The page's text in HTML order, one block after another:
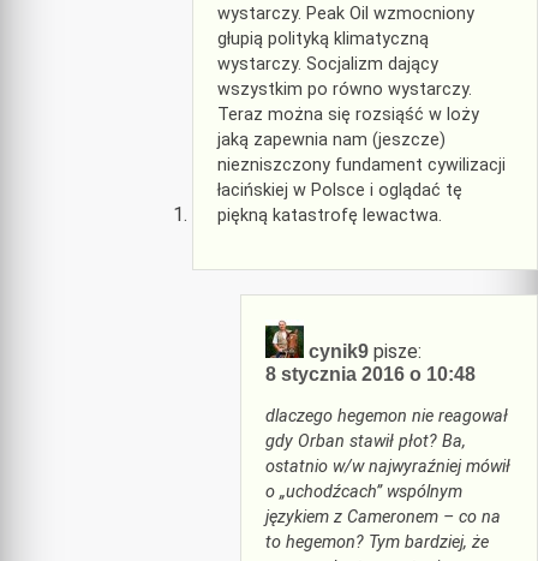
wystarczy. Peak Oil wzmocniony
głupią polityką klimatyczną
wystarczy. Socjalizm dający
wszystkim po równo wystarczy.
Teraz można się rozsiąść w loży
jaką zapewnia nam (jeszcze)
niezniszczony fundament cywilizacji
łacińskiej w Polsce i oglądać tę
piękną katastrofę lewactwa.
cynik9 pisze:
8 stycznia 2016 o 10:48
dlaczego hegemon nie reagował
gdy Orban stawił płot? Ba,
ostatnio w/w najwyraźniej mówił
o „uchodźcach” wspólnym
językiem z Cameronem – co na
to hegemon? Tym bardziej, że